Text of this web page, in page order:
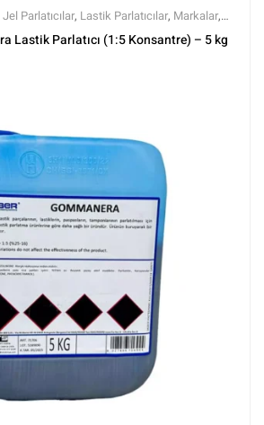
Jel Parlatıcılar, Lastik Parlatıcılar, Markalar,
,Yıkama Ürünleri
Lastik Parlatıcı (1:5 Konsantre) – 5 kg